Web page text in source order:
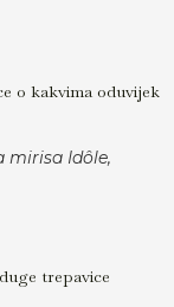
o kakvima oduvijek
mirisa Idôle,
trepavice